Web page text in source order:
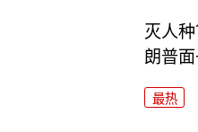
灭人
朗普面
最热